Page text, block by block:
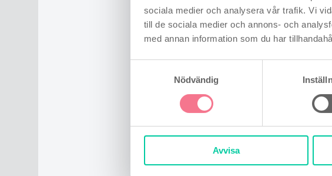
sociala medier och analysera vår trafik. Vi
till de sociala medier och annons- och
med annan information som du har
Nödvändig
Avvisa
Pernille är änglamamma –
kämpar ensam för